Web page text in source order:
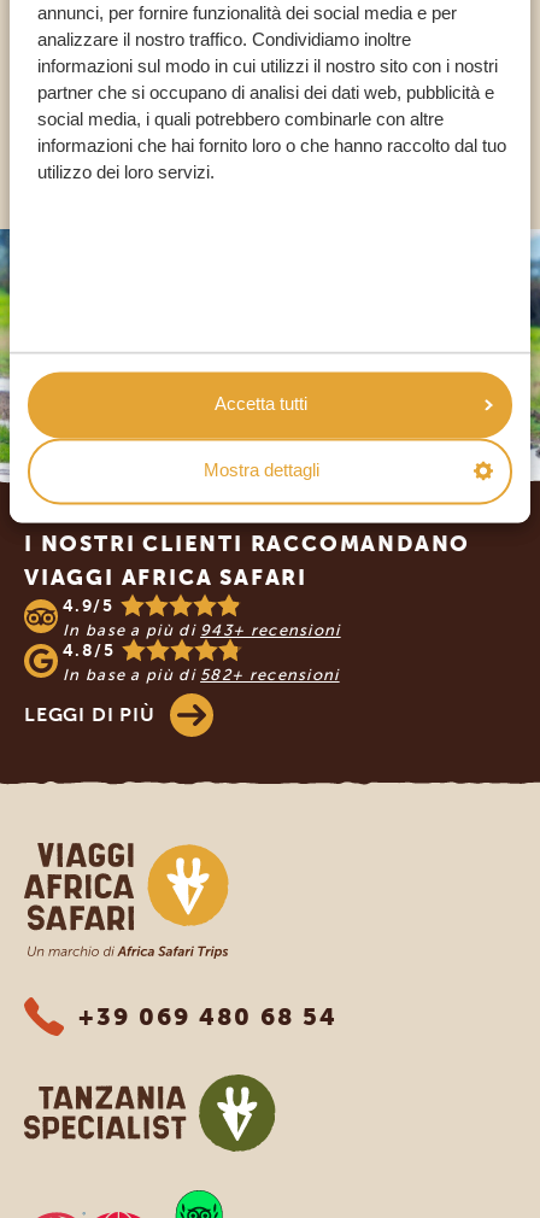
annunci, per fornire funzionalità dei social media e per
analizzare il nostro traffico. Condividiamo inoltre
informazioni sul modo in cui utilizzi il nostro sito con i nostri
partner che si occupano di analisi dei dati web, pubblicità e
social media, i quali potrebbero combinarle con altre
informazioni che hai fornito loro o che hanno raccolto dal tuo
utilizzo dei loro servizi.
Accetta tutti
Mostra dettagli
IT:+39 0694806854
ALTRI PAESI
Footer
I NOSTRI CLIENTI RACCOMANDANO
VIAGGI AFRICA SAFARI
4.9/5
In base a più di 943+ recensioni
4.8/5
In base a più di 582+ recensioni
LEGGI DI PIÙ
Viaggi Africa Safari
+39 069 480 68 54